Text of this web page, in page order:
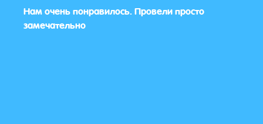
Нам очень понравилось. Провели просто
замечательно